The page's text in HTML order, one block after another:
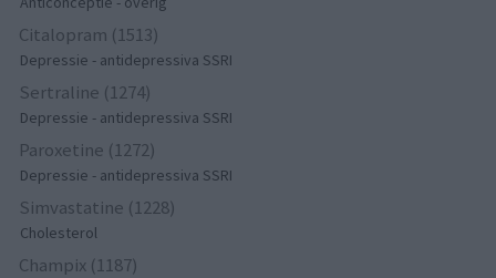
Citalopram (1513)
Depressie - antidepressiva SSRI
Sertraline (1274)
Depressie - antidepressiva SSRI
Paroxetine (1272)
Depressie - antidepressiva SSRI
Simvastatine (1228)
Cholesterol
Champix (1187)